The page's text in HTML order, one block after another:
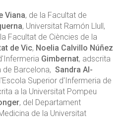
Viana, de la Facultat de
, Universitat Ramón Llull,
Facultat de Ciències de la
de Vic, Noelia Calvillo Núñez
Gimbernat, adscrita
de Barcelona, Sandra Al-
Superior d'Infermeria de
a la Universitat Pompeu
, del Departament
de la Universitat